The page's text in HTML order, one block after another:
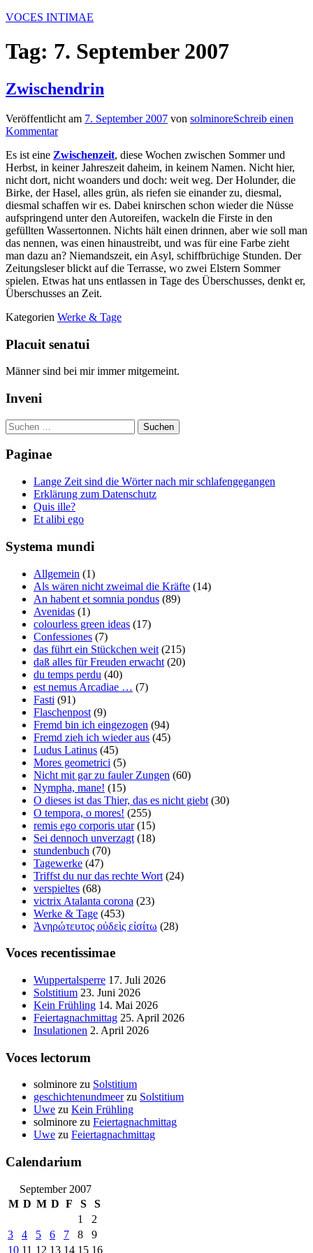
Zum
springen
VOCES INTIMAE
Tag: 7. September 2007
Zwischendrin
Veröffentlicht am 7. September 2007 von solminoreSchreib einen
Kommentar
Es ist eine Zwischenzeit, diese Wochen zwischen Sommer und
Herbst, in keiner Jahreszeit daheim, in keinem Namen. Nicht hier,
nicht dort, nicht woanders und doch: weit weg. Der Holunder, die
Birke, der Hasel, alles grün, als riefen sie einander zu, diesmal,
diesmal schaffen wir es. Dabei knirschen schon wieder die Nüsse
aufspringend unter den Autoreifen, wackeln die Firste in den
gefüllten Wassertonnen. Nichts hält einen drinnen, aber wie soll man
das nennen, was einen hinaustreibt, und was für eine Farbe zieht
man dazu an? Niemandszeit, ein Asyl, schiffbrüchige Stunden. Der
Zeitungsleser blickt auf die Terrasse, wo zwei Elstern Sommer
spielen. Etwas hat uns entlassen in Tage des Überschusses, denkt er,
Überschusses an Zeit.
Kategorien Werke & Tage
Placuit senatui
Männer sind bei mir immer mitgemeint.
Inveni
Suchen
nach:
Paginae
Lange Zeit sind die Wörter nach mir schlafengegangen
Erklärung zum Datenschutz
Quis ille?
Et alibi ego
Systema mundi
Allgemein (1)
Als wären nicht zweimal die Kräfte (14)
An habent et somnia pondus (89)
Avenidas (1)
colourless green ideas (17)
Confessiones (7)
das führt ein Stückchen weit (215)
daß alles für Freuden erwacht (20)
du temps perdu (40)
est nemus Arcadiae … (7)
Fasti (91)
Flaschenpost (9)
Fremd bin ich eingezogen (94)
Fremd zieh ich wieder aus (45)
Ludus Latinus (45)
Mores geometrici (5)
Nicht mit gar zu fauler Zungen (60)
Nympha, mane! (15)
O dieses ist das Thier, das es nicht giebt (30)
O tempora, o mores! (255)
remis ego corporis utar(15)
Sei dennoch unverzagt (18)
stundenbuch (70)
Tagewerke (47)
Triffst du nur das rechte Wort (24)
verspieltes (68)
victrix Atalanta corona (23)
Werke & Tage (453)
Ἀνηρώτευτος οὐδεὶς εἰσίτω (28)
Voces recentissimae
Wuppertalsperre 17. Juli 2026
Solstitium 23. Juni 2026
Kein Frühling 14. Mai 2026
Feiertagnachmittag 25. April 2026
Insulationen 2. April 2026
Voces lectorum
solminore zu Solstitium
geschichtenundmeerzu Solstitium
Uwe zu Kein Frühling
solminore zu Feiertagnachmittag
Uwe zu Feiertagnachmittag
Calendarium
September 2007
M D M D F S
S
1
2
3
4 5 6 7 8
9
10 11 12 13 14 15 16